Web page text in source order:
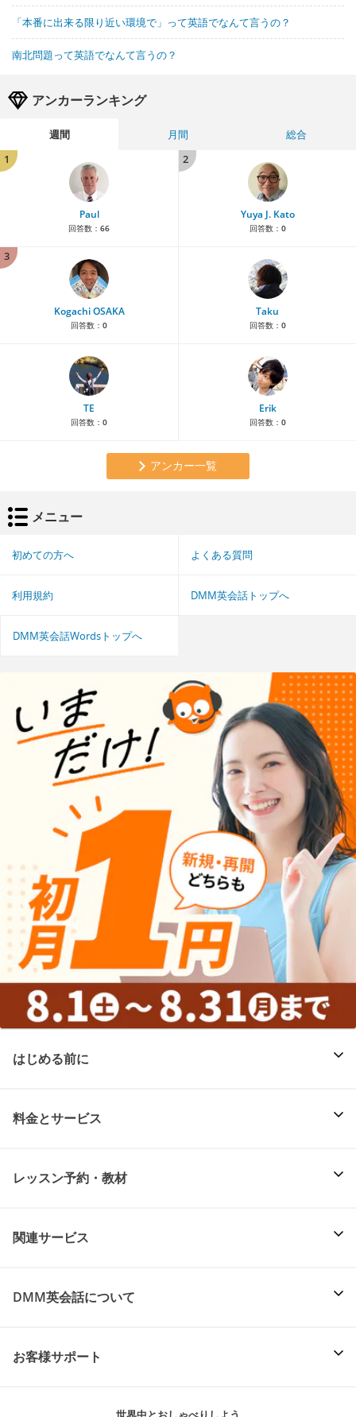
「本番に出来る限り近い環境で」って英語でなんて言うの？
南北問題って英語でなんて言うの？
アンカーランキング
週間 月間
総合
1
Paul
回答数： 66
2
Yuya J. Kato
回答数： 0
3
Kogachi OSAKA
回答数： 0
Taku
回答数： 0
TE
回答数： 0
Erik
回答数： 0
アンカー一覧
メニュー
初めての方へ よくある質問
利用規約 DMM英会話トップへ
DMM英会話Wordsトップへ
はじめる前に
料金とサービス
レッスン予約・教材
関連サービス
DMM英会話について
お客様サポート